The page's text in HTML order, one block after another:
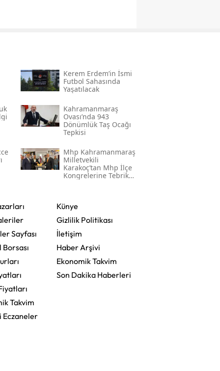
Kerem Erdem’in İsmi
Futbol Sahasında
Yaşatılacak
Kahramanmaraş
Ovası’nda 943
Dönümlük Taş Ocağı
Tepkisi
Mhp Kahramanmaraş
Milletvekili
Karakoç’tan Mhp İlçe
Kongrelerine Tebrik
Sayfası
Takvim
Eczaneler
Künye
Gizlilik Politikası
İletişim
Haber Arşivi
Ekonomik Takvim
Son Dakika Haberleri